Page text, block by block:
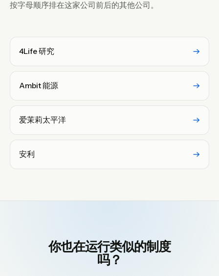
按字母顺序排在这家公司前后的其他公司。
4Life 研究
Ambit 能源
爱茉莉太平洋
安利
你也在运行类似的制度
吗？